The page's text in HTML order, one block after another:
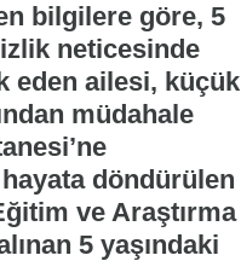
bilgilere göre, 5
neticesinde
eden ailesi, küçük
müdahale
döndürülen
ve Araştırma
5 yaşındaki